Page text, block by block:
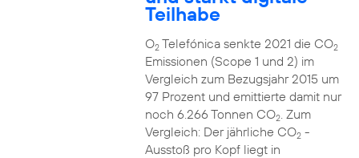
Teilhabe
O2Telefónica senkte 2021 die CO2
Emissionen (Scope 1 und 2) im
Vergleich zum Bezugsjahr 2015 um
97 Prozent und emittierte damit nur
noch 6.266 Tonnen CO2. Zum
Vergleich: Der jährliche CO2-
Ausstoß pro Kopf liegt in